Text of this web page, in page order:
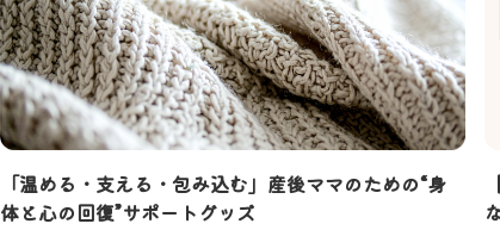
「温める・支える・包み込む」産後ママのための“身
体と心の回復”サポートグッズ